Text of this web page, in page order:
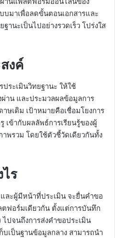
มาเพื่อลดขั้นตอนเอกสารและ
านะเป็นไปอย่างรวดเร็ว โปร่งใส
งค์
ระเมินวิทยฐานะ ให้ใช้
าน และประมวลผลข้อมูลการ
ษเดิม เป้าหมายคือเชื่อมโยงการ
เข้ากับผลลัพธ์การเรียนรู้ของผู้
พรวม โดยใช้ตัวชี้วัดเดียวกันทั้ง
ร
ละผู้มีหน้าที่ประเมิน จะยื่นคำขอ
ฟอร์มเดียวกัน ตั้งแต่การบันทึก
ปจนถึงการส่งคำขอประเมิน
เป็นฐานข้อมูลกลาง สามารถนำ